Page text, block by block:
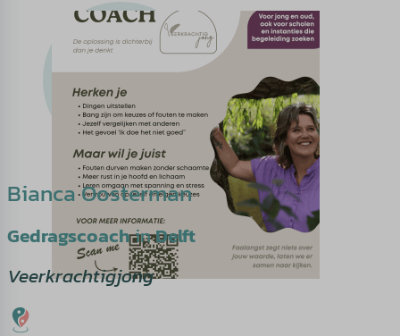
Bianca Oosterman
GedragscoachinDelft
Veerkrachtigjong